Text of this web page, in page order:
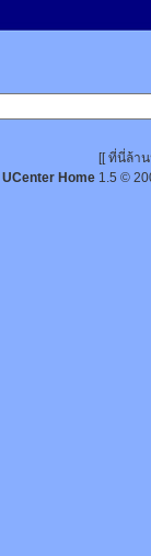
[[ ที่นี่ล้า
UCenter Home 1.5 ©